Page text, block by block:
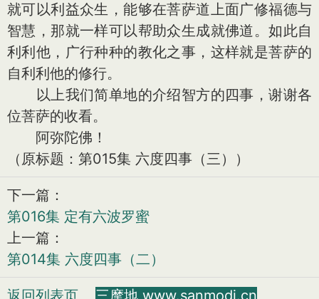
就可以利益众生，能够在菩萨道上面广修福德与
智慧，那就一样可以帮助众生成就佛道。如此自
利利他，广行种种的教化之事，这样就是菩萨的
自利利他的修行。
以上我们简单地的介绍智方的四事，谢谢各
位菩萨的收看。
阿弥陀佛！
（原标题：第015集 六度四事（三））
下一篇：
第016集 定有六波罗蜜
上一篇：
第014集 六度四事（二）
返回列表页 三摩地 www.sanmodi.cn